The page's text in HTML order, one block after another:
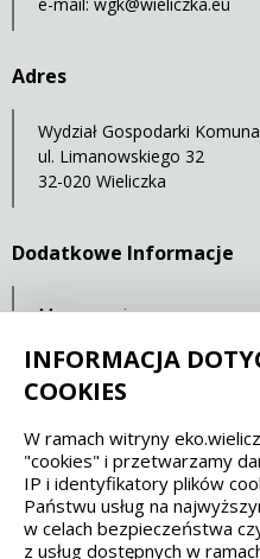
Adres
Wydział Gospodarki
ul. Limanowskiego 32
32-020 Wieliczka
Dodatkowe Informacje
Mapa serwisu
Statystyki oglądalności
Spełniamy
WCAG 2.1
INFORMACJA
COOKIES
W ramach witryny
"cookies" i przetwarzamy
IP i identyfikatory plików
Państwu usług na
w celach bezpieczeństwa
z usług dostępnych w